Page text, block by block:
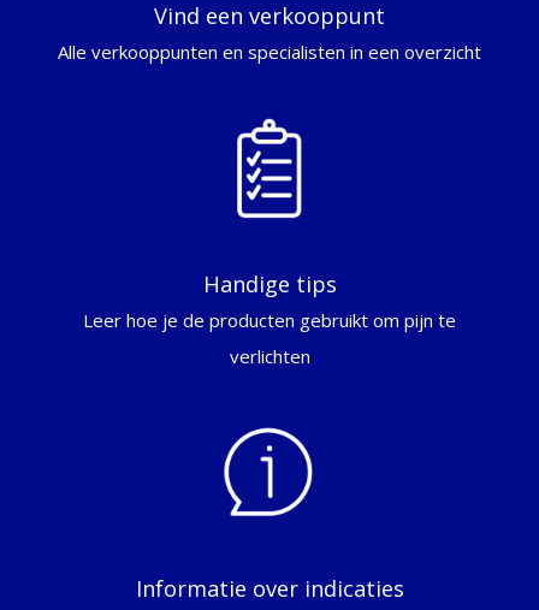
Vind een verkooppunt
Alle verkooppunten en specialisten in een overzicht
Handige tips
Leer hoe je de producten gebruikt om pijn te
verlichten
Informatie over indicaties